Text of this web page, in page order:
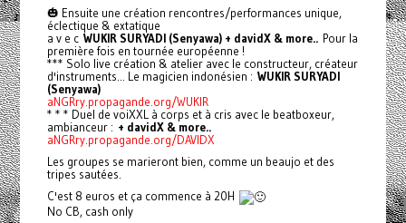
🎃 Ensuite une création rencontres/performances unique,
éclectique & extatique
a v e c WUKIR SURYADI (Senyawa) + davidX & more.. Pour la
première fois en tournée européenne !
*** Solo live création & atelier avec le constructeur, créateur
d'instruments... Le magicien indonésien : WUKIR SURYADI
(Senyawa)
aNGRry.propagande.org/WUKIR
* * * Duel de voiXXL à corps et à cris avec le beatboxeur,
ambianceur : + davidX & more..
aNGRry.propagande.org/DAVIDX
Les groupes se marieront bien, comme un beaujo et des
tripes sautées.
C'est 8 euros et ça commence à 20H
No CB, cash only